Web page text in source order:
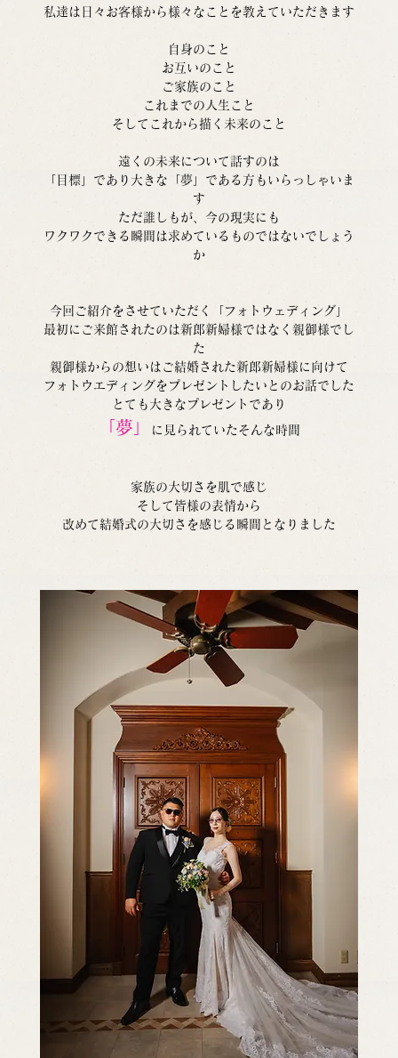
私達は日々お客様から様々なことを教えていただきます
自身のこと
お互いのこと
ご家族のこと
これまでの人生こと
そしてこれから描く未来のこと
遠くの未来について話すのは
「目標」であり大きな「夢」である方もいらっしゃいま
す
ただ誰しもが、今の現実にも
ワクワクできる瞬間は求めているものではないでしょう
か
今回ご紹介をさせていただく「フォトウェディング」
最初にご来館されたのは新郎新婦様ではなく親御様でし
た
親御様からの想いはご結婚された新郎新婦様に向けて
フォトウエディングをプレゼントしたいとのお話でした
とても大きなプレゼントであり
「夢」 に見られていたそんな時間
家族の大切さを肌で感じ
そして皆様の表情から
改めて結婚式の大切さを感じる瞬間となりました